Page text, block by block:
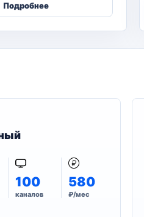
Подробнее
100
каналов
580
₽/мес